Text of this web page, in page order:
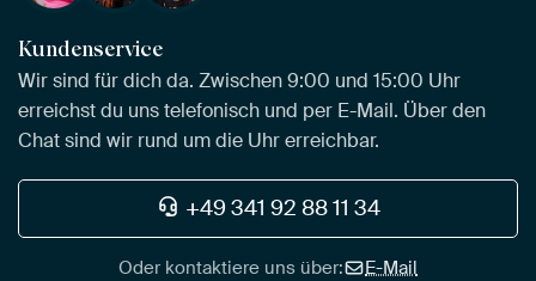
Kundenservice
Wir sind für dich da. Zwischen 9:00 und 15:00 Uhr
erreichst du uns telefonisch und per E-Mail. Über den
Chat sind wir rund um die Uhr erreichbar.
+49 341 92 88 11 34
Oder kontaktiere uns über: E-Mail